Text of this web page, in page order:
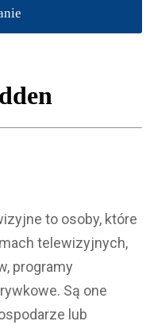
to osoby, które
telewizyjnych,
programy
Są one
lub